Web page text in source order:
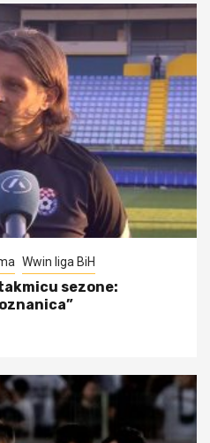
Wwin liga BiH
sezone: